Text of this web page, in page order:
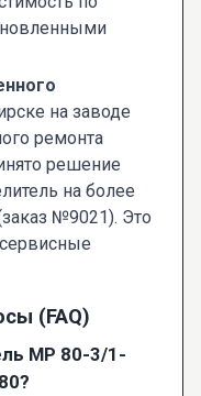
на заводе
ремонта
решение
на более
№9021). Это
(FAQ)
МР 80-3/1-